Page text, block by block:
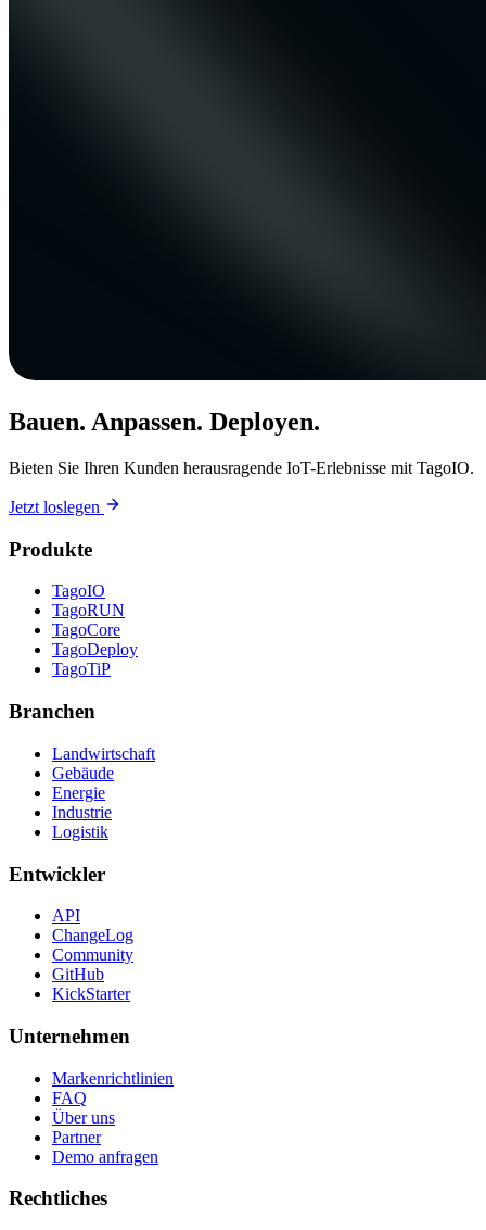
Bauen. Anpassen. Deployen.
Bieten Sie Ihren Kunden herausragende IoT-Erlebnisse mit TagoIO.
Jetzt loslegen
Produkte
TagoIO
TagoRUN
TagoCore
TagoDeploy
TagoTiP
Branchen
Landwirtschaft
Gebäude
Energie
Industrie
Logistik
Entwickler
API
ChangeLog
Community
GitHub
KickStarter
Unternehmen
Markenrichtlinien
FAQ
Über uns
Partner
Demo anfragen
Rechtliches